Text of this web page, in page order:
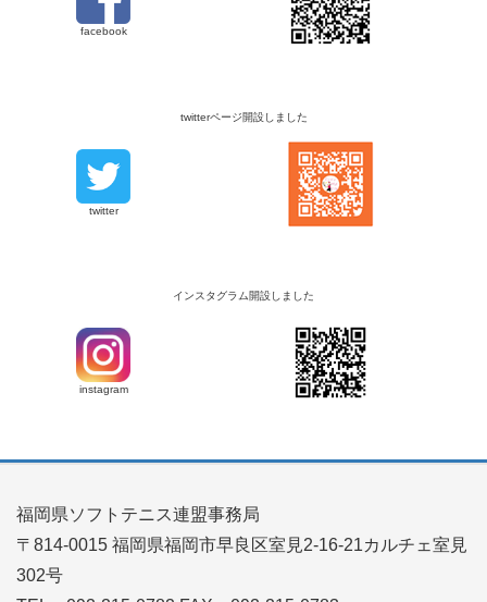
facebook
twitterページ開設しました
twitter
インスタグラム開設しました
instagram
福岡県ソフトテニス連盟事務局
〒814-0015 福岡県福岡市早良区室見2-16-21カルチェ室見
302号